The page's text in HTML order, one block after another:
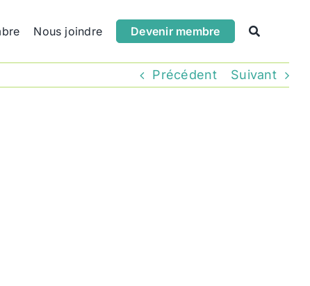
Nous joindre Devenir membre
Précédent Suivant